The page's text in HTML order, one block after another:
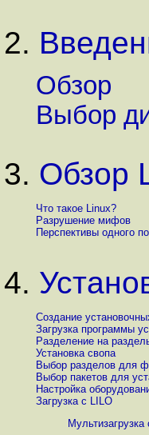
2.
Обзор
Выбор
3. Обзор
Что такое Linux?
Разрушение мифов
Перспективы одного
4.
Создание
Загрузка программы
Разделение на
Установка свопа
Выбор разделов для
Выбор пакетов для
Настройка
Загрузка с LILO